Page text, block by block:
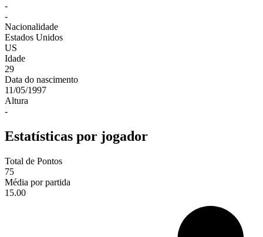
-
-
Nacionalidade
Estados Unidos
US
Idade
29
Data do nascimento
11/05/1997
Altura
-
Estatísticas por jogador
Total de Pontos
75
Média por partida
15.00